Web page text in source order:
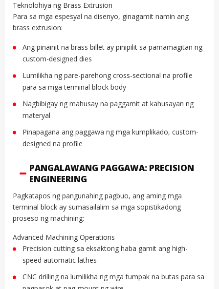
Teknolohiya ng Brass Extrusion
Para sa mga espesyal na disenyo, ginagamit namin ang
brass extrusion:
Ang pinainit na brass billet ay pinipilit sa pamamagitan ng
custom-designed dies
Lumilikha ng pare-parehong cross-sectional na profile
para sa mga terminal block body
Nagbibigay ng mahusay na paggamit at kahusayan ng
materyal
Pinapagana ang paggawa ng mga kumplikado, custom-
designed na profile
PANGALAWANG PAGGAWA: PRECISION
ENGINEERING
Pagkatapos ng pangunahing pagbuo, ang aming mga
terminal block ay sumasailalim sa mga sopistikadong
proseso ng machining:
Advanced Machining Operations
Precision cutting sa eksaktong haba gamit ang high-
speed automatic lathes
CNC drilling na lumilikha ng mga tumpak na butas para sa